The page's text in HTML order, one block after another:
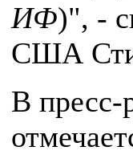
ИФ)", -
США
В